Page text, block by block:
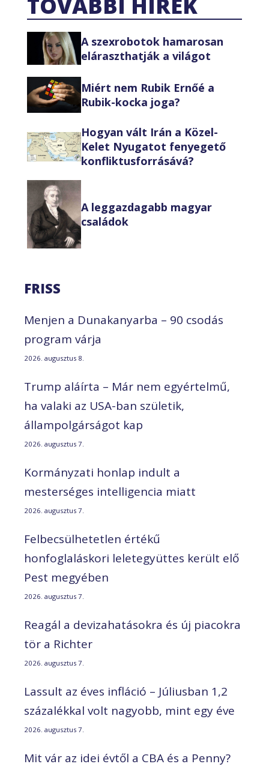
A szexrobotok hamarosan
eláraszthatják a világot
Miért nem Rubik Ernőé a
Rubik-kocka joga?
Hogyan vált Irán a Közel-
Kelet Nyugatot fenyegető
konfliktusforrásává?
A leggazdagabb magyar
családok
FRISS
Menjen a Dunakanyarba – 90 csodás
program várja
2026. augusztus 8.
Trump aláírta – Már nem egyértelmű,
ha valaki az USA-ban születik,
állampolgárságot kap
2026. augusztus 7.
Kormányzati honlap indult a
mesterséges intelligencia miatt
2026. augusztus 7.
Felbecsülhetetlen értékű
honfoglaláskori leletegyüttes került elő
Pest megyében
2026. augusztus 7.
Reagál a devizahatásokra és új piacokra
tör a Richter
2026. augusztus 7.
Lassult az éves infláció – Júliusban 1,2
százalékkal volt nagyobb, mint egy éve
2026. augusztus 7.
Mit vár az idei évtől a CBA és a Penny?